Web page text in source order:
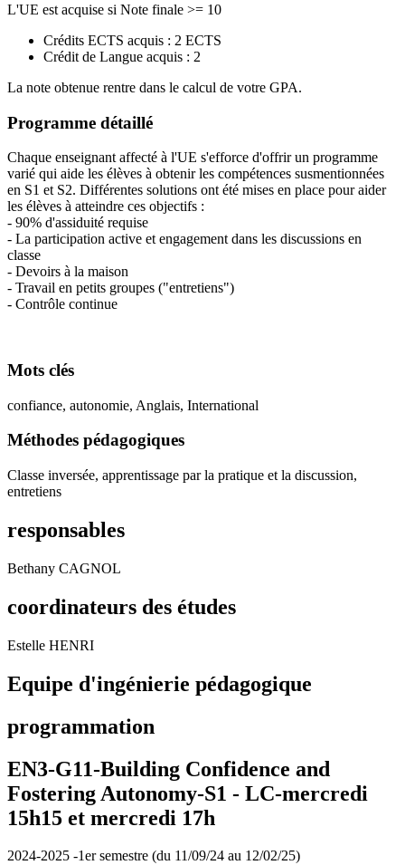
L'UE est acquise si Note finale >= 10
Crédits ECTS acquis : 2 ECTS
Crédit de Langue acquis : 2
La note obtenue rentre dans le calcul de votre GPA.
Programme détaillé
Chaque enseignant affecté à l'UE s'efforce d'offrir un programme
varié qui aide les élèves à obtenir les compétences susmentionnées
en S1 et S2. Différentes solutions ont été mises en place pour aider
les élèves à atteindre ces objectifs :
- 90% d'assiduité requise
- La participation active et engagement dans les discussions en
classe
- Devoirs à la maison
- Travail en petits groupes ("entretiens")
- Contrôle continue
Mots clés
confiance, autonomie, Anglais, International
Méthodes pédagogiques
Classe inversée, apprentissage par la pratique et la discussion,
entretiens
responsables
Bethany CAGNOL
coordinateurs des études
Estelle HENRI
Equipe d'ingénierie pédagogique
programmation
EN3-G11-Building Confidence and
Fostering Autonomy-S1 - LC-mercredi
15h15 et mercredi 17h
2024-2025 -1er semestre (du 11/09/24 au 12/02/25)